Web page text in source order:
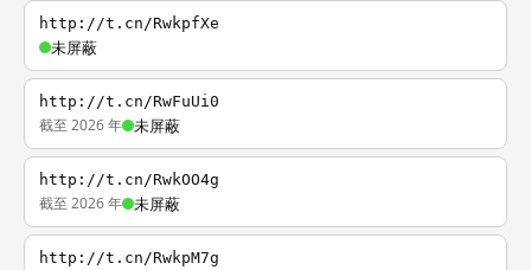
http://t.cn/RwkpfXe
未屏蔽
http://t.cn/RwFuUi0
截至 2026 年 未屏蔽
http://t.cn/RwkOO4g
截至 2026 年 未屏蔽
http://t.cn/RwkpM7g